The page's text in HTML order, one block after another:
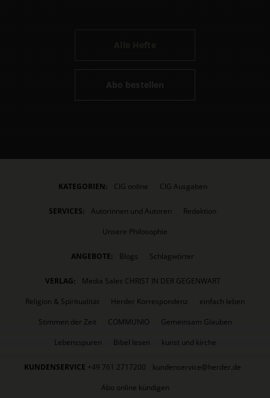
Abo bestellen
KATEGORIEN: CIG online CIG Ausgaben
SERVICES: Autorinnen und Autoren
Redaktion
Unsere Philosophie
ANGEBOTE: Blogs Schlagwörter
VERLAG:
Media Sales CHRIST IN DER GEGENWART
Religion & Spiritualität
Herder Korrespondenz
einfach leben
Stimmen der Zeit
COMMUNIO
Gemeinsam Glauben
Lebensspuren
Bibel lesen kunst und kirche
KUNDENSERVICE +49 761 2717200
kundenservice@herder.de
Abo online kündigen